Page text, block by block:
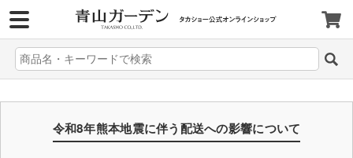
令和8年熊本地震に伴う配送への影響について